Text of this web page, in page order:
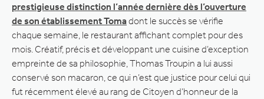
prestigieuse distinction l’année dernière dès l’ouverture
de son établissement Tomadont le succès se vérifie
chaque semaine, le restaurant affichant complet pour des
mois. Créatif, précis et développant une cuisine d’exception
empreinte de sa philosophie, Thomas Troupin a lui aussi
conservé son macaron, ce qui n’est que justice pour celui qui
fut récemment élevé au rang de Citoyen d’honneur de la